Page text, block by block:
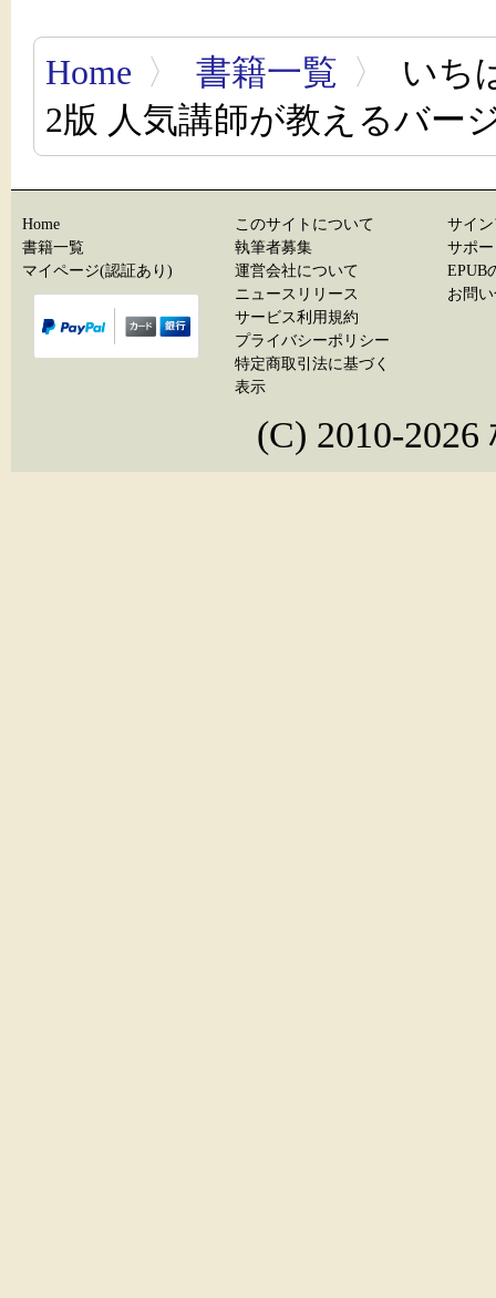
Home 〉 書籍一覧 〉
いち
2版 人気講師が教えるバー
Home
書籍一覧
マイページ(認証あり)
このサイトについて
執筆者募集
運営会社について
ニュースリリース
サービス利用規約
プライバシーポリシー
特定商取引法に基づく
表示
サイ
サポ
EPUB
お問
(C) 2010-